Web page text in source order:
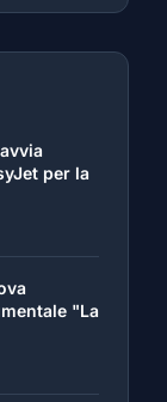
per la
"La